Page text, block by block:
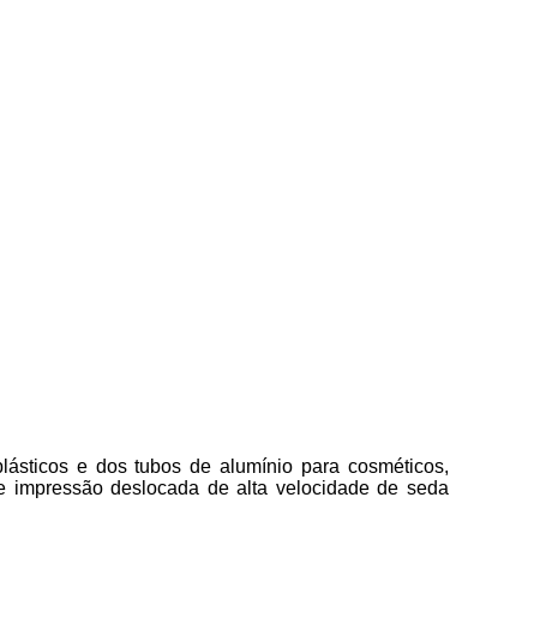
e dos tubos de alumínio para cosméticos,
deslocada de alta velocidade de seda